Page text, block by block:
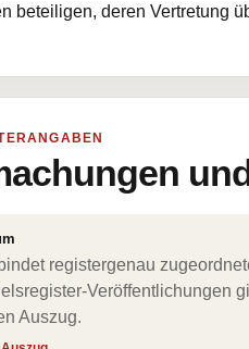
beteiligen, deren Vertretung
registergenau
Veröffentlichungen
Auszug.